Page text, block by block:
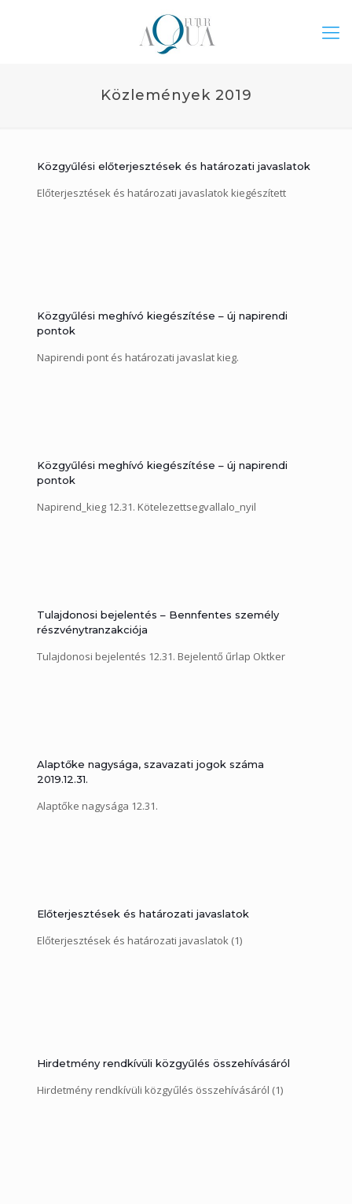
Közlemények 2019
Közgyűlési előterjesztések és határozati javaslatok
Előterjesztések és határozati javaslatok kiegészített
Közgyűlési meghívó kiegészítése – új napirendi
pontok
Napirendi pont és határozati javaslat kieg.
Közgyűlési meghívó kiegészítése – új napirendi
pontok
Napirend_kieg 12.31. Kötelezettsegvallalo_nyil
Tulajdonosi bejelentés – Bennfentes személy
részvénytranzakciója
Tulajdonosi bejelentés 12.31. Bejelentő űrlap Oktker
Alaptőke nagysága, szavazati jogok száma
2019.12.31.
Alaptőke nagysága 12.31.
Előterjesztések és határozati javaslatok
Előterjesztések és határozati javaslatok (1)
Hirdetmény rendkívüli közgyűlés összehívásáról
Hirdetmény rendkívüli közgyűlés összehívásáról (1)